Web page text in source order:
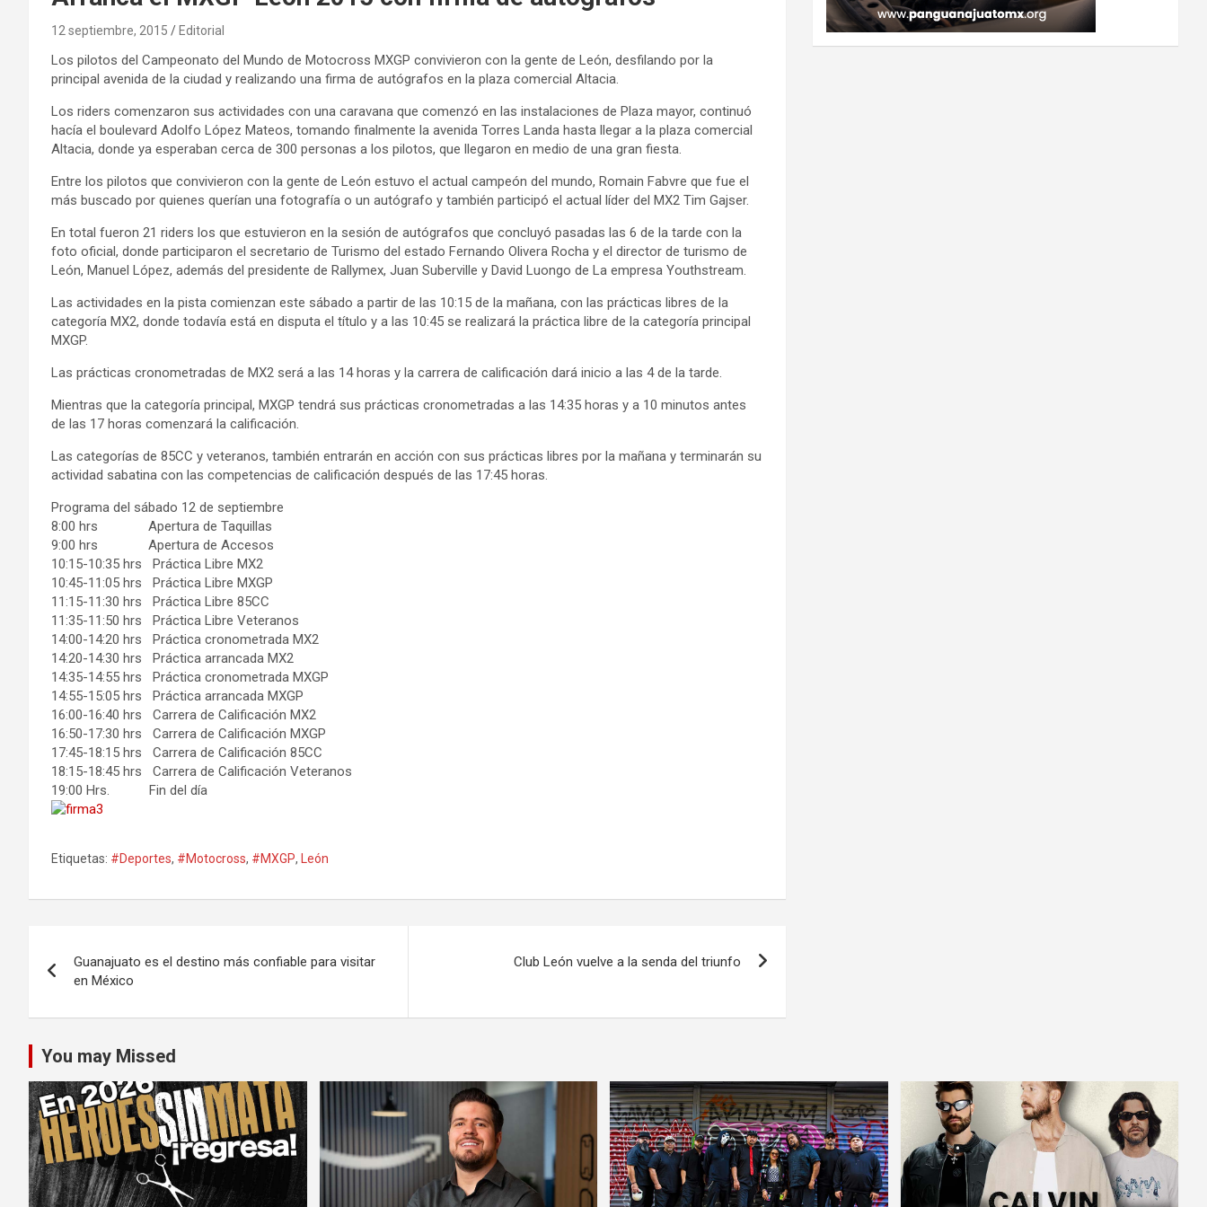
12 septiembre, 2015 Editorial
Los pilotos del Campeonato del Mundo de Motocross MXGP convivieron con la gente de León, desfilando por la
principal avenida de la ciudad y realizando una firma de autógrafos en la plaza comercial Altacia.
Los riders comenzaron sus actividades con una caravana que comenzó en las instalaciones de Plaza mayor, continuó
hacía el boulevard Adolfo López Mateos, tomando finalmente la avenida Torres Landa hasta llegar a la plaza comercial
Altacia, donde ya esperaban cerca de 300 personas a los pilotos, que llegaron en medio de una gran fiesta.
Entre los pilotos que convivieron con la gente de León estuvo el actual campeón del mundo, Romain Fabvre que fue el
más buscado por quienes querían una fotografía o un autógrafo y también participó el actual líder del MX2 Tim Gajser.
En total fueron 21 riders los que estuvieron en la sesión de autógrafos que concluyó pasadas las 6 de la tarde con la
foto oficial, donde participaron el secretario de Turismo del estado Fernando Olivera Rocha y el director de turismo de
León, Manuel López, además del presidente de Rallymex, Juan Suberville y David Luongo de La empresa Youthstream.
Las actividades en la pista comienzan este sábado a partir de las 10:15 de la mañana, con las prácticas libres de la
categoría MX2, donde todavía está en disputa el título y a las 10:45 se realizará la práctica libre de la categoría principal
MXGP.
Las prácticas cronometradas de MX2 será a las 14horas y la carrera de calificación dará inicio a las 4 de la tarde.
Mientras que la categoría principal, MXGP tendrá sus prácticas cronometradas a las 14:35 horas y a 10 minutos antes
de las 17 horas comenzará la calificación.
Las categorías de 85CC y veteranos, también entrarán en acción con sus prácticas libres por la mañana y terminarán su
actividad sabatina con las competencias de calificación después de las 17:45 horas.
Programa del sábado 12 de septiembre
8:00 hrs Apertura de Taquillas
9:00 hrs Apertura de Accesos
10:15-10:35 hrs Práctica Libre MX2
10:45-11:05 hrs Práctica Libre MXGP
11:15-11:30 hrs Práctica Libre 85CC
11:35-11:50 hrs Práctica Libre Veteranos
14:00-14:20 hrs Práctica cronometrada MX2
14:20-14:30 hrs Práctica arrancada MX2
14:35-14:55 hrs Práctica cronometrada MXGP
14:55-15:05 hrs Práctica arrancada MXGP
16:00-16:40 hrs Carrera de Calificación MX2
16:50-17:30 hrs Carrera de Calificación MXGP
17:45-18:15 hrs Carrera de Calificación 85CC
18:15-18:45 hrs Carrera de Calificación Veteranos
19:00 Hrs. Fin del día
Etiquetas: #Deportes, #Motocross, #MXGP, León
de
entradas
Guanajuato es el destino más confiable para visitar
en México
Club León vuelve a la senda del triunfo
You may Missed